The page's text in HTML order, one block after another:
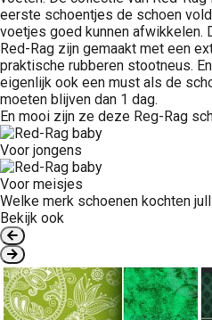
eerste schoentjes de schoen
voetjes goed kunnen afwikkelen.
Red-Rag zijn gemaakt met een
praktische rubberen stootneus.
eigenlijk ook een must als de
moeten blijven dan 1 dag.
En mooi zijn ze deze Reg-Rag
Voor jongens
Voor meisjes
Welke merk schoenen kochten
Bekijk ook